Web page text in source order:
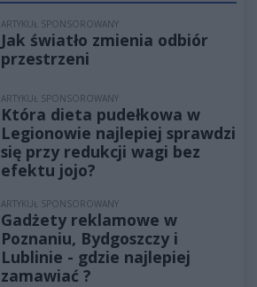
ARTYKUŁ SPONSOROWANY
Jak światło zmienia odbiór
przestrzeni
ARTYKUŁ SPONSOROWANY
Która dieta pudełkowa w
Legionowie najlepiej sprawdzi
się przy redukcji wagi bez
efektu jojo?
ARTYKUŁ SPONSOROWANY
Gadżety reklamowe w
Poznaniu, Bydgoszczy i
Lublinie - gdzie najlepiej
zamawiać ?